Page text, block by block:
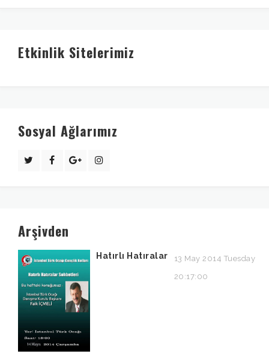
Etkinlik Sitelerimiz
Sosyal Ağlarımız
Arşivden
Hatırlı Hatıralar
13 May 2014 Tuesday
20:17:00